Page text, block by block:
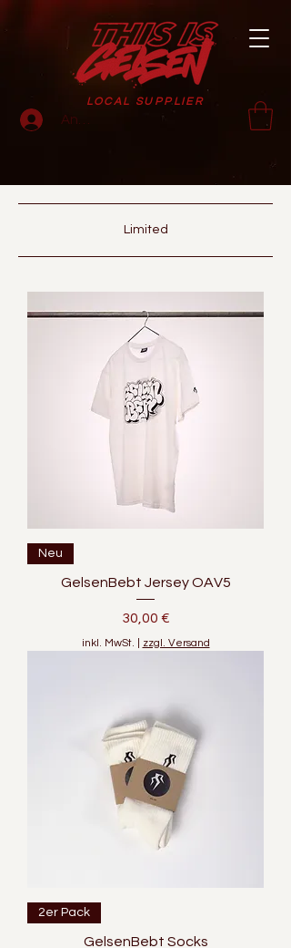
LOCAL SUPPLIER
Anmelden
Limited
Neu
GelsenBebt Jersey OAV5
Preis
30,00 €
inkl. MwSt. zzgl. Versand
2er Pack
GelsenBebt Socks